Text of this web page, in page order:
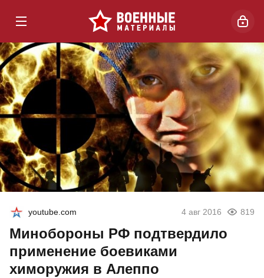
youtube.com 4 авг 2016 819
Минобороны РФ подтвердило
применение боевиками
химоружия в Алеппо